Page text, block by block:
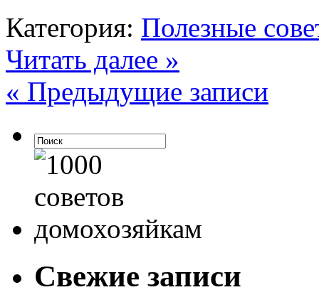
Категория: Полезные
Читать далее »
« Предыдущие записи
Свежие записи